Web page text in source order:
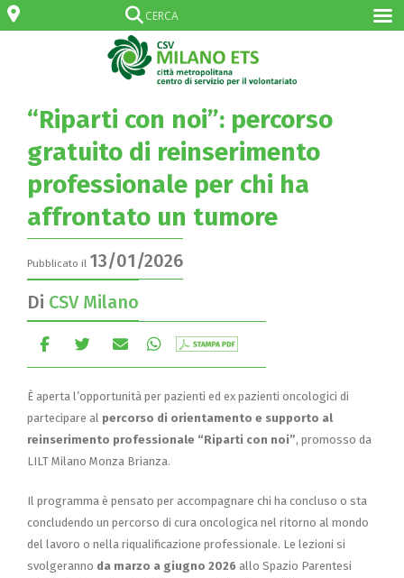
“Riparti con noi”: percorso
gratuito di reinserimento
professionale per chi ha
affrontato un tumore
Pubblicato il 13/01/2026
Di CSV Milano
È aperta l’opportunità per pazienti ed ex pazienti oncologici di
partecipare al percorso di orientamento e supporto al
reinserimento professionale “Riparti con noi”, promosso da
LILT Milano Monza Brianza.
Il programma è pensato per accompagnare chi ha concluso o sta
concludendo un percorso di cura oncologica nel ritorno al mondo
del lavoro o nella riqualificazione professionale. Le lezioni si
svolgeranno da marzo a giugno 2026 allo Spazio Parentesi